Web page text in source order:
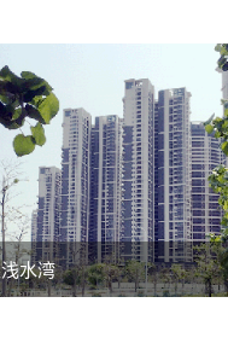
水湾